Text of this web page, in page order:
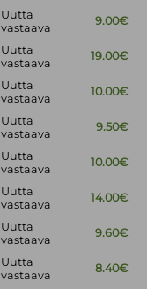
Uutta
vastaava
9.00€
Uutta
vastaava
19.00€
Uutta
vastaava
10.00€
Uutta
vastaava
9.50€
Uutta
vastaava
10.00€
Uutta
vastaava
14.00€
Uutta
vastaava
9.60€
Uutta
vastaava
8.40€